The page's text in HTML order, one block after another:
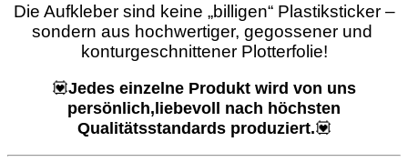
Die Aufkleber sind keine „billigen“ Plastiksticker –
sondern aus hochwertiger, gegossener und
konturgeschnittener Plotterfolie!
💟Jedes einzelne Produkt wird von uns
persönlich,liebevoll nach höchsten
Qualitätsstandards produziert.💟